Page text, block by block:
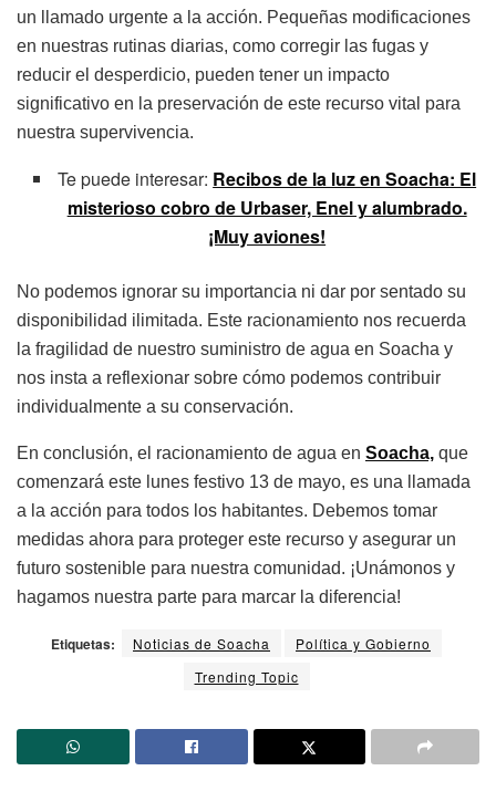
un llamado urgente a la acción. Pequeñas modificaciones
en nuestras rutinas diarias, como corregir las fugas y
reducir el desperdicio, pueden tener un impacto
significativo en la preservación de este recurso vital para
nuestra supervivencia.
Te puede interesar: Recibos de la luz en Soacha: El
misterioso cobro de Urbaser, Enel y alumbrado.
¡Muy aviones!
No podemos ignorar su importancia ni dar por sentado su
disponibilidad ilimitada. Este racionamiento nos recuerda
la fragilidad de nuestro suministro de agua en Soacha y
nos insta a reflexionar sobre cómo podemos contribuir
individualmente a su conservación.
En conclusión, el racionamiento de agua en Soacha, que
comenzará este lunes festivo 13 de mayo, es una llamada
a la acción para todos los habitantes. Debemos tomar
medidas ahora para proteger este recurso y asegurar un
futuro sostenible para nuestra comunidad. ¡Unámonos y
hagamos nuestra parte para marcar la diferencia!
Etiquetas: Noticias de Soacha
Política y Gobierno
Trending Topic